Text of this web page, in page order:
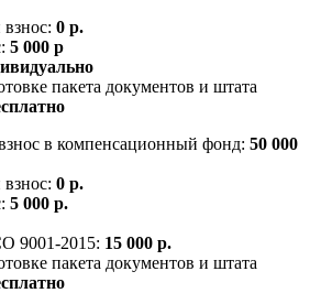
0 р.
5 000 р
пакета документов и штата
в компенсационный фонд: 50 000
0 р.
5 000 р.
9001-2015: 15 000 р.
пакета документов и штата